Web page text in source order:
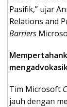
Pasifik,” ujar
Relations and
Barriers
Tim Microsoft
jauh dengan